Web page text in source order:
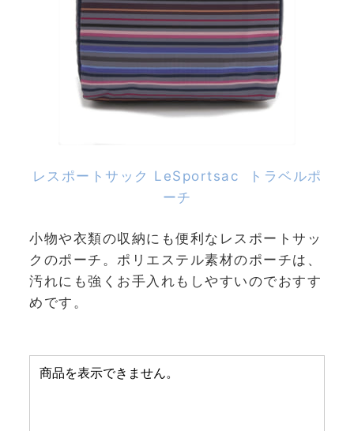
レスポートサック LeSportsac
トラベルポ
ーチ
小物や衣類の収納にも便利なレスポートサッ
クのポーチ。ポリエステル素材のポーチは、
汚れにも強くお手入れもしやすいのでおすす
めです。